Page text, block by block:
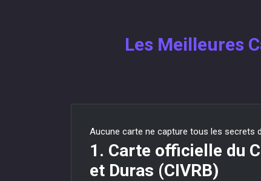
Les Meilleures
Aucune carte ne capture tous les secrets
1. Carte officielle du
et Duras (CIVRB)